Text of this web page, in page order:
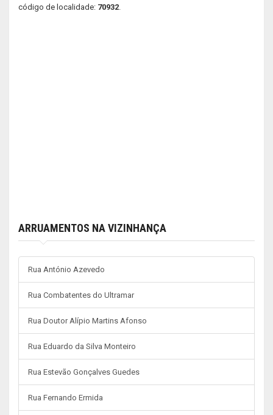
código de localidade: 70932.
ARRUAMENTOS NA VIZINHANÇA
Rua António Azevedo
Rua Combatentes do Ultramar
Rua Doutor Alípio Martins Afonso
Rua Eduardo da Silva Monteiro
Rua Estevão Gonçalves Guedes
Rua Fernando Ermida